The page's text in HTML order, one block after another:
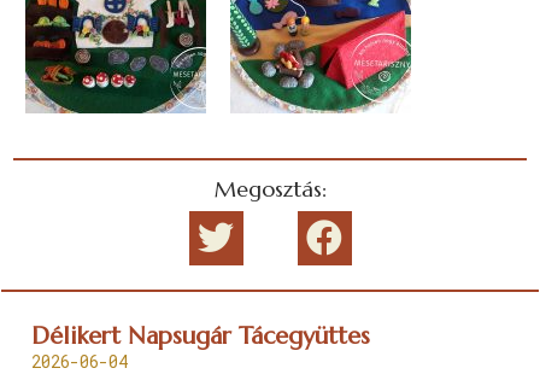
Megosztás:
Délikert Napsugár Tácegyüttes
2026-06-04